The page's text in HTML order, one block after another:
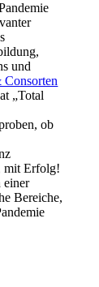
und
„Total
ob
mit Erfolg!
einer
Bereiche,